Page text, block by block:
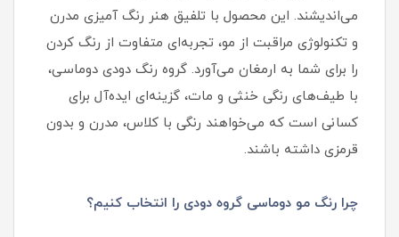
می‌اندیشند. این محصول با تلفیق هنر رنگ آمیزی مدرن
و تکنولوژی مراقبت از مو، تجربه‌ای متفاوت از رنگ کردن
را برای شما به ارمغان می‌آورد. گروه رنگ دودی دوماسی،
با طیف‌های رنگی خنثی و مات، گزینه‌ای ایده‌آل برای
کسانی است که می‌خواهند رنگی با کلاس، مدرن و بدون
قرمزی داشته باشند.
چرا رنگ مو دوماسی گروه دودی را انتخاب کنیم؟